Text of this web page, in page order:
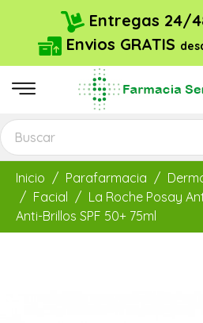
Entregas 24/
Envios GRATIS
Inicio Parafarmacia
Facial
La Roche Posay
Anti-Brillos SPF 50+ 75ml